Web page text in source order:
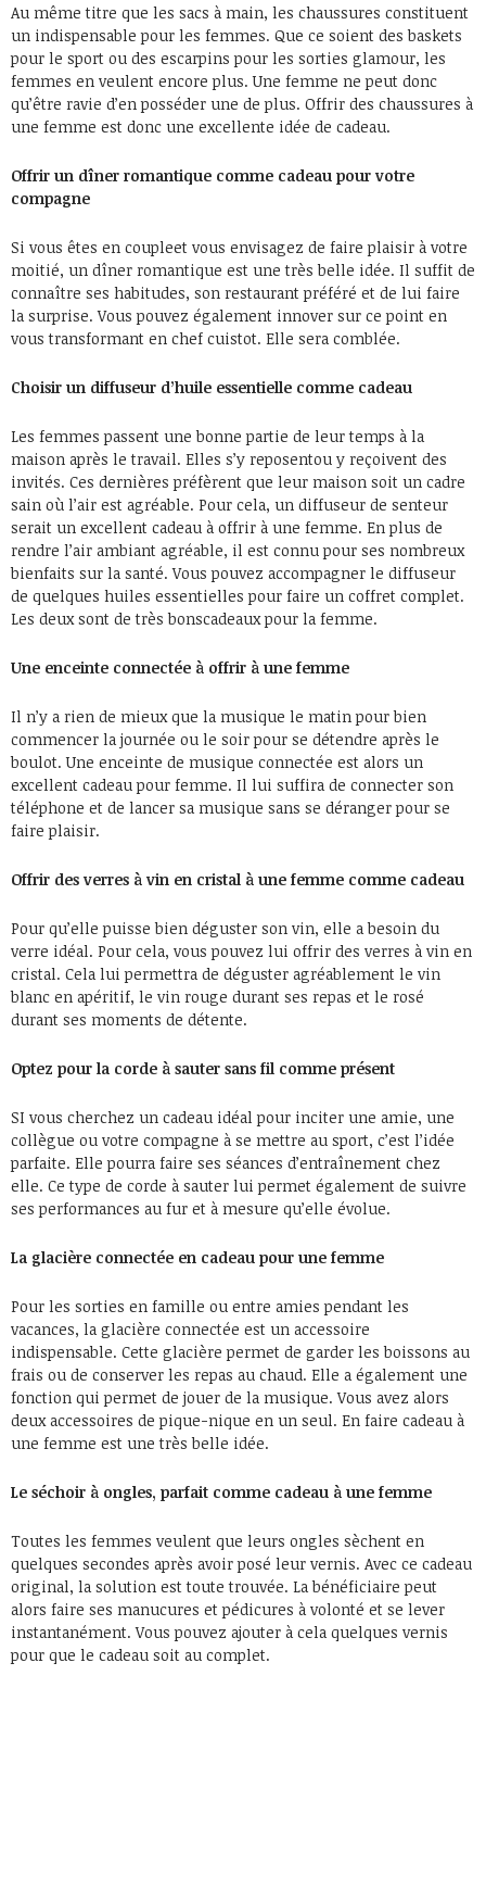
Au même titre que les sacs à main, les chaussures constituent
un indispensable pour les femmes. Que ce soient des baskets
pour le sport ou des escarpins pour les sorties glamour, les
femmes en veulent encore plus. Une femme ne peut donc
qu’être ravie d’en posséder une de plus. Offrir des chaussures à
une femme est donc une excellente idée de cadeau.
Offrir un dîner romantique comme cadeau pour votre
compagne
Si vous êtes en coupleet vous envisagez de faire plaisir à votre
moitié, un dîner romantique est une très belle idée. Il suffit de
connaître ses habitudes, son restaurant préféré et de lui faire
la surprise. Vous pouvez également innover sur ce point en
vous transformant en chef cuistot. Elle sera comblée.
Choisir un diffuseur d’huile essentielle comme cadeau
Les femmes passent une bonne partie de leur temps à la
maison après le travail. Elles s’y reposentou y reçoivent des
invités. Ces dernières préfèrent que leur maison soit un cadre
sain où l’air est agréable. Pour cela, un diffuseur de senteur
serait un excellent cadeau à offrir à une femme. En plus de
rendre l’air ambiant agréable, il est connu pour ses nombreux
bienfaits sur la santé. Vous pouvez accompagner le diffuseur
de quelques huiles essentielles pour faire un coffret complet.
Les deux sont de très bonscadeaux pour la femme.
Une enceinte connectée à offrir à une femme
Il n’y a rien de mieux que la musique le matin pour bien
commencer la journée ou le soir pour se détendre après le
boulot. Une enceinte de musique connectée est alors un
excellent cadeau pour femme. Il lui suffira de connecter son
téléphone et de lancer sa musique sans se déranger pour se
faire plaisir.
Offrir des verres à vin en cristal à une femme comme cadeau
Pour qu’elle puisse bien déguster son vin, elle a besoin du
verre idéal. Pour cela, vous pouvez lui offrir des verres à vin en
cristal. Cela lui permettra de déguster agréablement le vin
blanc en apéritif, le vin rouge durant ses repas et le rosé
durant ses moments de détente.
Optez pour la corde à sauter sans fil comme présent
SI vous cherchez un cadeau idéal pour inciter une amie, une
collègue ou votre compagne à se mettre au sport, c’est l’idée
parfaite. Elle pourra faire ses séances d’entraînement chez
elle. Ce type de corde à sauter lui permet également de suivre
ses performances au fur et à mesure qu’elle évolue.
La glacière connectée en cadeau pour une femme
Pour les sorties en famille ou entre amies pendant les
vacances, la glacière connectée est un accessoire
indispensable. Cette glacière permet de garder les boissons au
frais ou de conserver les repas au chaud. Elle a également une
fonction qui permet de jouer de la musique. Vous avez alors
deux accessoires de pique-nique en un seul. En faire cadeau à
une femme est une très belle idée.
Le séchoir à ongles, parfait comme cadeau à une femme
Toutes les femmes veulent que leurs ongles sèchent en
quelques secondes après avoir posé leur vernis. Avec ce cadeau
original, la solution est toute trouvée. La bénéficiaire peut
alors faire ses manucures et pédicures à volonté et se lever
instantanément. Vous pouvez ajouter à cela quelques vernis
pour que le cadeau soit au complet.